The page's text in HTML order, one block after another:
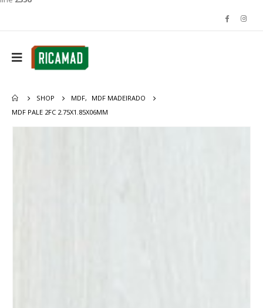
SHOP MDF,
MDF MADEIRADO
MDF PALE 2FC 2.75X1.85X06MM